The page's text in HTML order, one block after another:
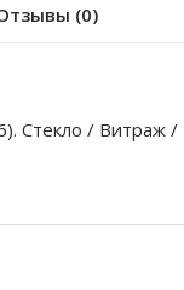
(0)
Стекло / Витраж /